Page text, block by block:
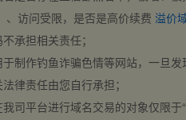
、访问受限，是否是高价续费 溢价
承担相关责任；
制作钓鱼诈骗色情等网站，一旦
律责任由您自行承担；
司平台进行域名交易的对象仅限于